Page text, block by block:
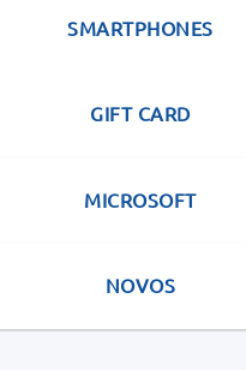
SMARTPHONES
GIFT CARD
MICROSOFT
NOVOS